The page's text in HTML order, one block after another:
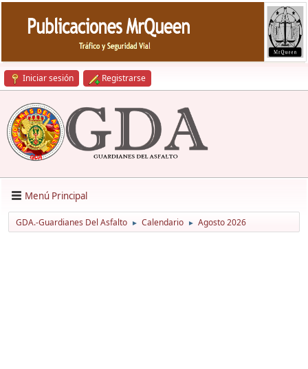
Iniciar sesión Registrarse
Menú Principal
GDA.-Guardianes Del Asfalto ► Calendario ► Agosto 2026